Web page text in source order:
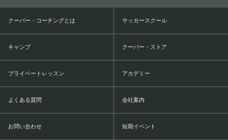
クーバー・コーチングとは サッカースクール
キャンプ クーバー・ストア
プライベートレッスン アカデミー
よくある質問 会社案内
お問い合わせ 短期イベント